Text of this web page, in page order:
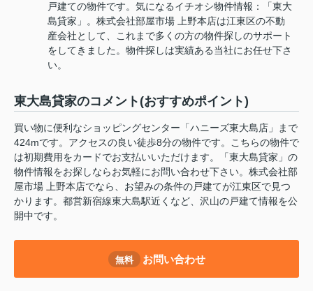
戸建ての物件です。気になるイチオシ物件情報：「東大
島貸家」。株式会社部屋市場 上野本店は江東区の不動
産会社として、これまで多くの方の物件探しのサポート
をしてきました。物件探しは実績ある当社にお任せ下さ
い。
東大島貸家のコメント(おすすめポイント)
買い物に便利なショッピングセンター「ハニーズ東大島店」まで
424mです。アクセスの良い徒歩8分の物件です。こちらの物件で
は初期費用をカードでお支払いいただけます。「東大島貸家」の
物件情報をお探しならお気軽にお問い合わせ下さい。株式会社部
屋市場 上野本店でなら、お望みの条件の戸建てが江東区で見つ
かります。都営新宿線東大島駅近くなど、沢山の戸建て情報を公
開中です。
無料 お問い合わせ